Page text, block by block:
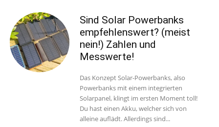
Sind Solar Powerbanks
empfehlenswert? (meist
nein!) Zahlen und
Messwerte!
Das Konzept Solar-Powerbanks, also
Powerbanks mit einem integrierten
Solarpanel, klingt im ersten Moment toll!
Du hast einen Akku, welcher sich von
alleine auflädt. Allerdings sind...